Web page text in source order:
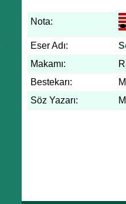
Nota:
Eser Adı:
Makamı:
Bestekarı:
Söz Yazarı: